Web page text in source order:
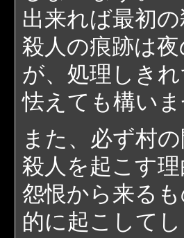
出来れば最初
殺人の痕跡は
が、処理しき
怯えても構い
また、必ず村
殺人を起こす
怨恨から来る
的に起こして